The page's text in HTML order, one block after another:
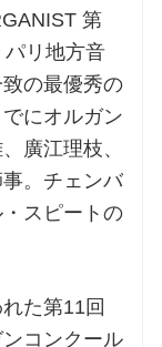
第
リ地方音
の最優秀の
にオルガン
廣江理枝、
。チェンバ
スピートの
た第11回
コンクール